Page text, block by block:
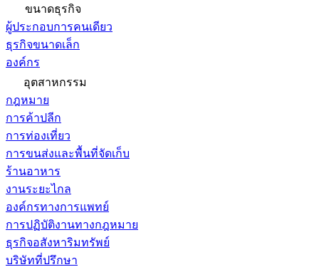
ขนาดธุรกิจ
ผู้ประกอบการคนเดียว
ธุรกิจขนาดเล็ก
องค์กร
อุตสาหกรรม
กฎหมาย
การค้าปลีก
การท่องเที่ยว
การขนส่งและพื้นที่จัดเก็บ
ร้านอาหาร
งานระยะไกล
องค์กรทางการแพทย์
การปฏิบัติงานทางกฎหมาย
ธุรกิจอสังหาริมทรัพย์
บริษัทที่ปรึกษา